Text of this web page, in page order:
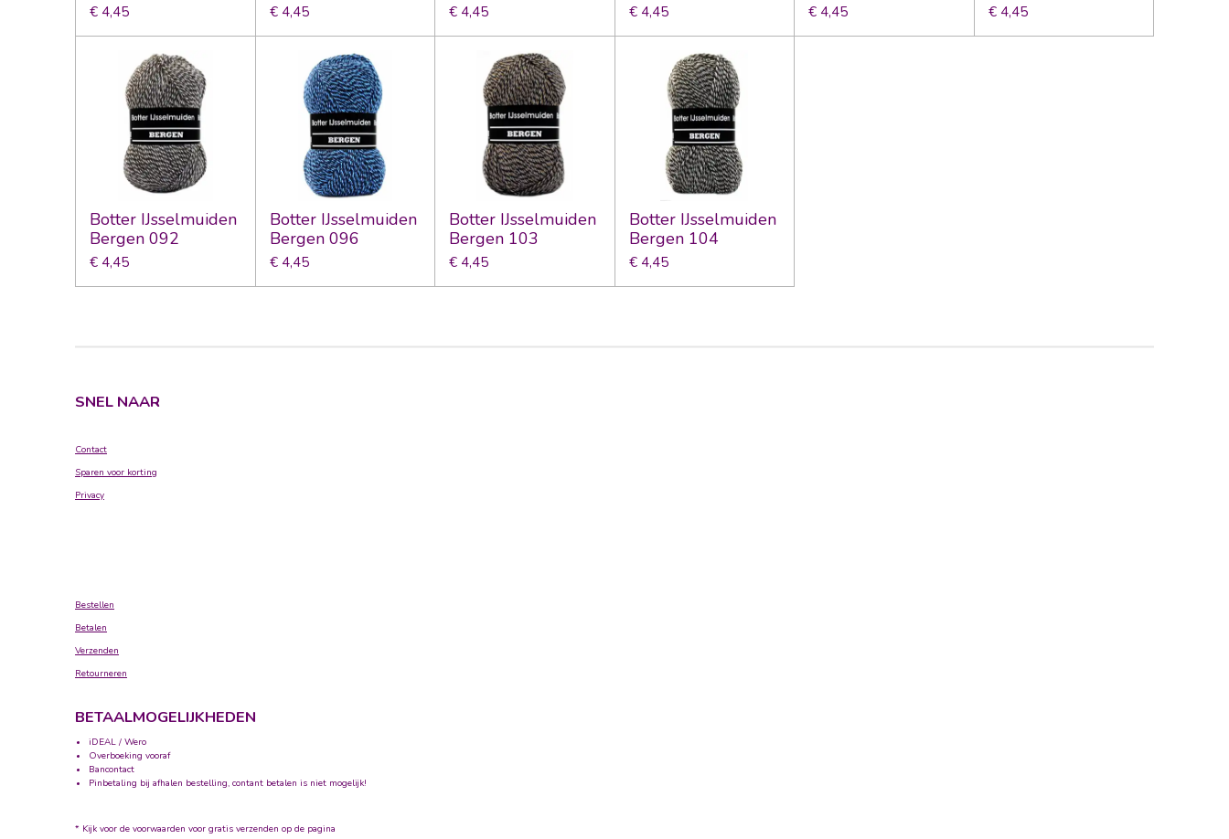
€ 4,45 € 4,45 € 4,45 € 4,45 € 4,45 € 4,45
Botter IJsselmuiden
Bergen 092
€ 4,45
Botter IJsselmuiden
Bergen 096
€ 4,45
Botter IJsselmuiden
Bergen 103
€ 4,45
Botter IJsselmuiden
Bergen 104
€ 4,45
SNEL NAAR
Contact
Sparen voor korting
Privacy
Bestellen
Betalen
Verzenden
Retourneren
BETAALMOGELIJKHEDEN
iDEAL / Wero
Overboeking vooraf
Bancontact
Pinbetaling bij afhalen bestelling, contant betalen is niet mogelijk!
* Kijk voor de voorwaarden voor gratis verzenden op de pagina